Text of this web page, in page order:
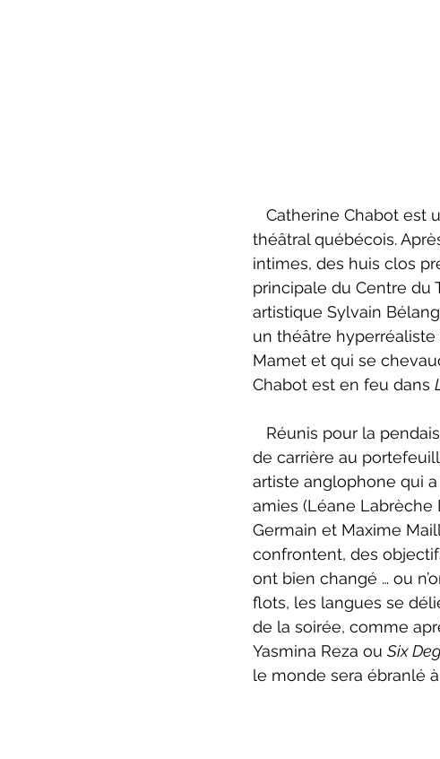
théâtral québécois.
intimes, des huis clos
principale du Centre du
artistique Sylvain
un théâtre
Mamet et qui se
Chabot est en feu dans
de carrière au
artiste anglophone qui
amies (Léane Labrèche
Germain et Maxime
confrontent, des
ont bien changé … ou
flots, les langues se
de la soirée, comme
Yasmina Reza ou Six
le monde sera ébranlé